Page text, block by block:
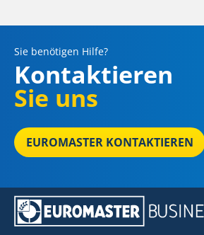
Sie benötigen Hilfe?
Kontaktieren
Sie uns
EUROMASTER KONTAKTIEREN